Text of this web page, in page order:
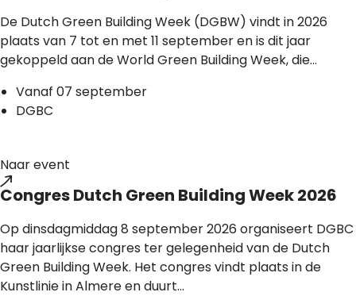
De Dutch Green Building Week (DGBW) vindt in 2026
plaats van 7 tot en met 11 september en is dit jaar
gekoppeld aan de World Green Building Week, die...
Vanaf 07 september
DGBC
Naar event
Congres Dutch Green Building Week 2026
Op dinsdagmiddag 8 september 2026 organiseert DGBC
haar jaarlijkse congres ter gelegenheid van de Dutch
Green Building Week. Het congres vindt plaats in de
Kunstlinie in Almere en duurt...